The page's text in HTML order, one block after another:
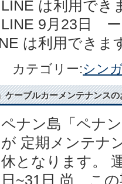
LINE は利用でき
LINE 9月23日
は利用できま
カテゴリー:シン
ケーブルカーメンテナンス
ペナン島「ペナ
が 定期メンテナ
休となります。
日~31日 尚、こ